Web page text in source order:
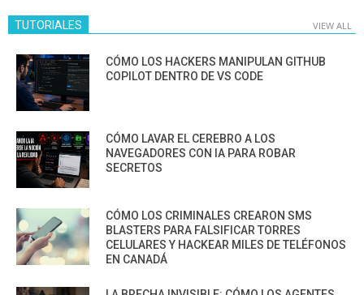
TUTORIALES VIEW ALL
CÓMO LOS HACKERS MANIPULAN GITHUB
COPILOT DENTRO DE VS CODE
CÓMO LAVAR EL CEREBRO A LOS
NAVEGADORES CON IA PARA ROBAR
SECRETOS
CÓMO LOS CRIMINALES CREARON SMS
BLASTERS PARA FALSIFICAR TORRES
CELULARES Y HACKEAR MILES DE TELÉFONOS
EN CANADÁ